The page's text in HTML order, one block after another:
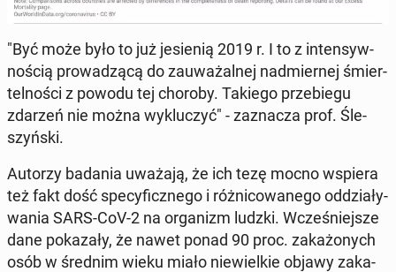
"Być może było to już je­sie­nią 2019 r. I to z in­ten­syw­
no­ścią pro­wa­dzą­cą do za­uwa­żal­nej nad­mier­nej śmier­
tel­no­ści z powodu tej choroby. Takiego prze­bie­gu
zdarzeń nie można wy­klu­czyć" - za­zna­cza prof. Śle­
szyń­ski.
Autorzy badania uważają, że ich tezę mocno wspiera
też fakt dość spe­cy­ficz­ne­go i róż­ni­co­wa­ne­go od­dzia­ły­
wa­nia SARS-CoV-2 na or­ga­nizm ludzki. Wcze­śniej­sze
dane po­ka­za­ły, że nawet ponad 90 proc. za­ka­żo­nych
osób w średnim wieku miało nie­wiel­kie objawy za­ka­